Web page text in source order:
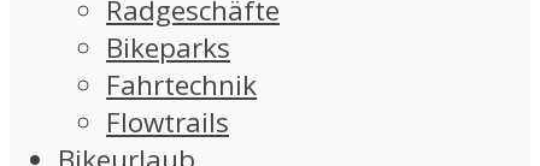
Radgeschäfte
Bikeparks
Fahrtechnik
Flowtrails